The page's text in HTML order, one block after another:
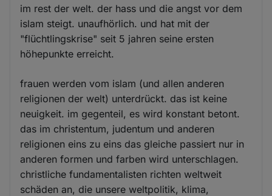
im rest der welt. der hass und die angst vor dem
islam steigt. unaufhörlich. und hat mit der
"flüchtlingskrise" seit 5 jahren seine ersten
höhepunkte erreicht.
frauen werden vom islam (und allen anderen
religionen der welt) unterdrückt. das ist keine
neuigkeit. im gegenteil, es wird konstant betont.
das im christentum, judentum und anderen
religionen eins zu eins das gleiche passiert nur in
anderen formen und farben wird unterschlagen.
christliche fundamentalisten richten weltweit
schäden an, die unsere weltpolitik, klima,